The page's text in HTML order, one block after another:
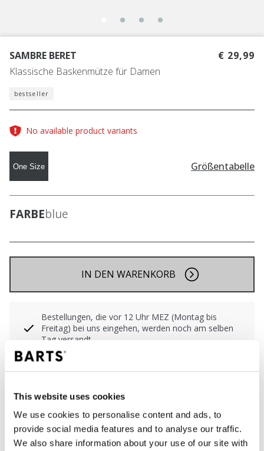
This website uses cookies
We use cookies to personalise content and ads, to
provide social media features and to analyse our traffic.
We also share information about your use of our site with
SAMBRE BERET
Klassische Baskenmütze für Damen
€ 29,99
bestseller
No available product variants
One Size Größentabelle
FARBEblue
IN DEN WARENKORB
Bestellungen, die vor 12 Uhr MEZ (Montag bis
Freitag) bei uns eingehen, werden noch am selben
Tag versandt
Kostenlose Lieferung für Bestellungen über 50€
BESCHREIBUNG